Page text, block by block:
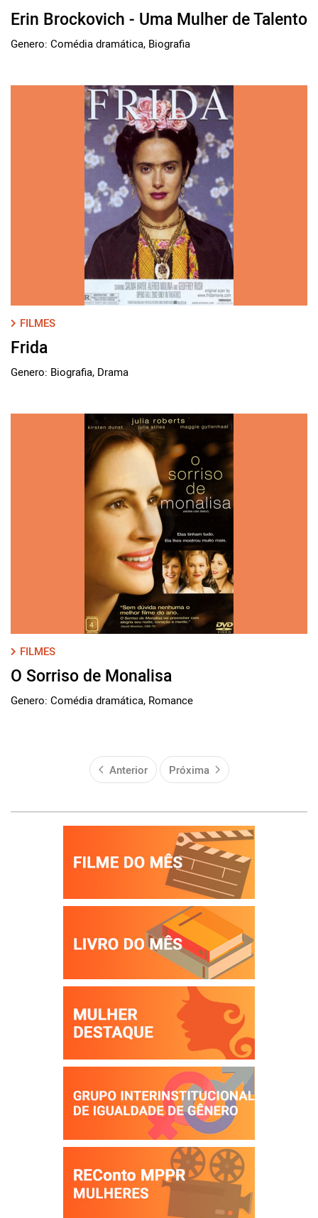
Erin Brockovich - Uma Mulher de Talento
Genero: Comédia dramática, Biografia
FILMES
Frida
Genero: Biografia, Drama
FILMES
O Sorriso de Monalisa
Genero: Comédia dramática, Romance
Anterior Próxima